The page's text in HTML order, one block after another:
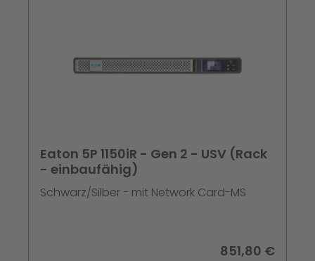
Eaton 5P 1150iR - Gen 2 - USV (Rack
- einbaufähig)
Schwarz/Silber - mit Network Card-MS
851,80 €